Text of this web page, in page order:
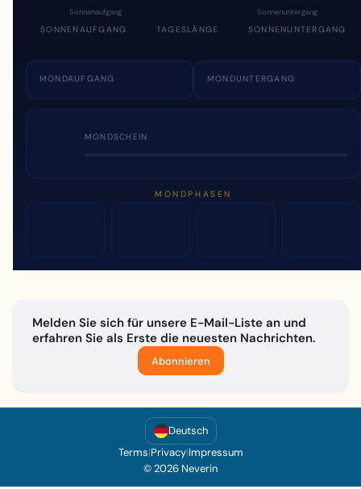
Sonnenaufgang Sonnenuntergang
SONNENAUFGANG TAGESLÄNGE SONNENUNTERGANG
MONDAUFGANG MONDUNTERGANG
MONDSCHEIN
MONDPHASEN
Melden Sie sich für unsere E-Mail-Liste an und
erfahren Sie als Erste die neuesten Nachrichten.
Abonnieren
Deutsch
Terms|Privacy|Impressum
© 2026 Neverin